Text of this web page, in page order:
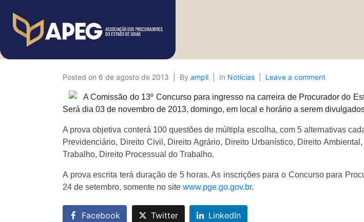
Posted on 6 de agosto de 2013 By ampli In Notícias Leave a comment
A Comissão do 13º Concurso para ingresso na carreira de Procurador do
Será dia 03 de novembro de 2013, domingo, em local e horário a serem
A prova objetiva conterá 100 questões de múltipla escolha, com 5 alternativas
Previdenciário, Direito Civil, Direito Agrário, Direito Urbanístico, Direito
Trabalho, Direito Processual do Trabalho.
A prova escrita terá duração de 5 horas. As inscrições para o Concurso para
24 de setembro, somente no site www.pge.go.gov.br.
Facebook Twitter LinkedIn